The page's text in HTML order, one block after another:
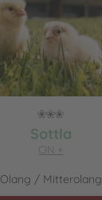
Sottla
CIN +
Olang / Mitterolang